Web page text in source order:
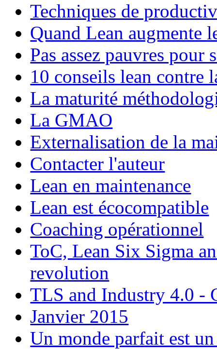
Techniques de
Quand Lean augmente
Pas assez pauvres pour
10 conseils lean contre
La maturité
La GMAO
Externalisation de la
Contacter l'auteur
Lean en maintenance
Lean est écocompatible
Coaching opérationnel
ToC, Lean Six Sigma
revolution
TLS and Industry 4.0 -
Janvier 2015
Un monde parfait est